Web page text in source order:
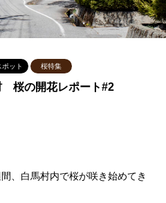
ット 桜特集
桜の開花レポート#2
、白馬村内で桜が咲き始めてき